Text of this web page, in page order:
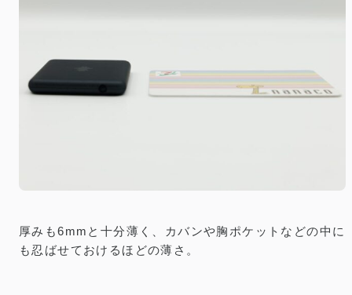
厚みも6mmと十分薄く、カバンや胸ポケットなどの中に
も忍ばせておけるほどの薄さ。